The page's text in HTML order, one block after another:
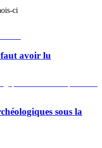
ci
avoir lu
sous la